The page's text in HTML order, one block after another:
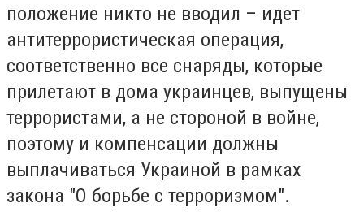
положение никто не вводил – идет
антитеррористическая операция,
соответственно все снаряды, которые
прилетают в дома украинцев, выпущены
террористами, а не стороной в войне,
поэтому и компенсации должны
выплачиваться Украиной в рамках
закона "О борьбе с терроризмом".